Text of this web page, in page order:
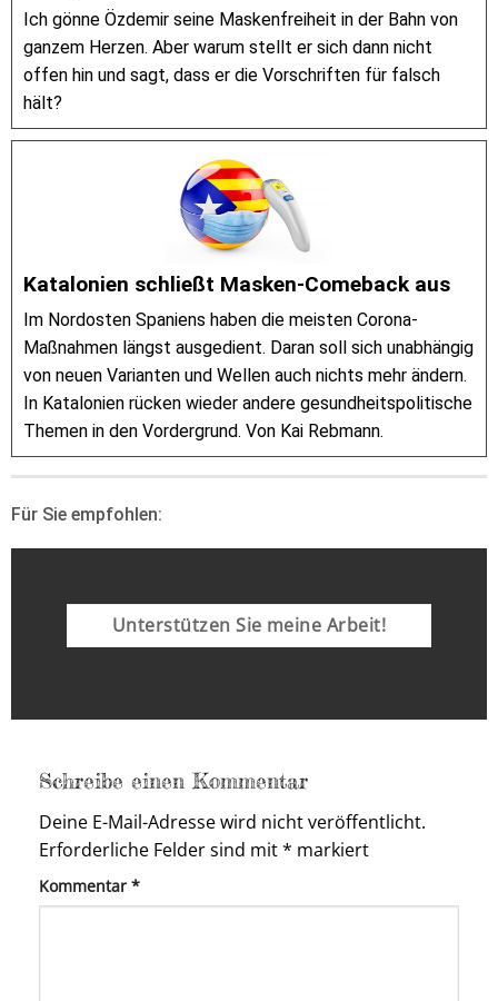
Ich gönne Özdemir seine Maskenfreiheit in der Bahn von
ganzem Herzen. Aber warum stellt er sich dann nicht
offen hin und sagt, dass er die Vorschriften für falsch
hält?
Katalonien schließt Masken-Comeback aus
Im Nordosten Spaniens haben die meisten Corona-
Maßnahmen längst ausgedient. Daran soll sich unabhängig
von neuen Varianten und Wellen auch nichts mehr ändern.
In Katalonien rücken wieder andere gesundheitspolitische
Themen in den Vordergrund. Von Kai Rebmann.
Für Sie empfohlen:
Unterstützen Sie meine Arbeit!
Schreibe einen Kommentar
Deine E-Mail-Adresse wird nicht veröffentlicht.
Erforderliche Felder sind mit* markiert
Kommentar *